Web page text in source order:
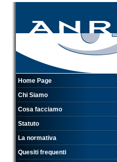
Home Page
Chi Siamo
Cosa facciamo
Statuto
La normativa
Quesiti frequenti